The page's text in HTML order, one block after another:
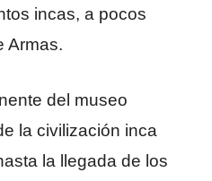
incas, a pocos
Armas.
del museo
la civilización inca
la llegada de los